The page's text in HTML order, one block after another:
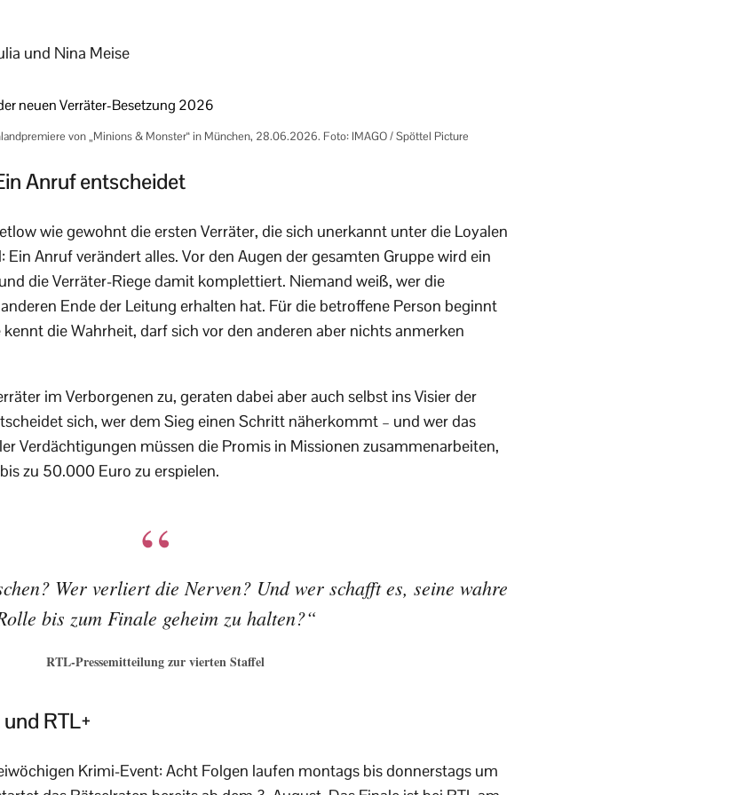
und Nina Meise
von „Minions & Monster“ in München, 28.06.2026. Foto: IMAGO / Spöttel Picture
Anruf entscheidet
wie gewohnt die ersten Verräter, die sich unerkannt unter die Loyalen
Ein Anruf verändert alles. Vor den Augen der gesamten Gruppe wird ein
die Verräter-Riege damit komplettiert. Niemand weiß, wer die
Ende der Leitung erhalten hat. Für die betroffene Person beginnt
die Wahrheit, darf sich vor den anderen aber nichts anmerken
im Verborgenen zu, geraten dabei aber auch selbst ins Visier der
sich, wer dem Sieg einen Schritt näherkommt – und wer das
Verdächtigungen müssen die Promis in Missionen zusammenarbeiten,
zu 50.000 Euro zu erspielen.
Wer verliert die Nerven? Und wer schafft es, seine wahre
bis zum Finale geheim zu halten?“
RTL-Pressemitteilung zur vierten Staffel
RTL+
Krimi-Event: Acht Folgen laufen montags bis donnerstags um